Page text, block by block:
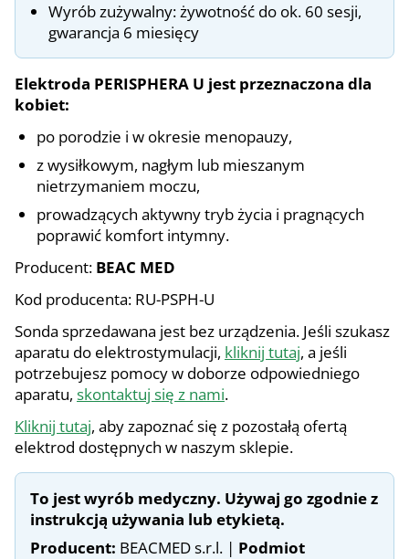
Wyrób zużywalny: żywotność do ok. 60 sesji,
gwarancja 6 miesięcy
Elektroda PERISPHERA U jest przeznaczona dla
kobiet:
po porodzie i w okresie menopauzy,
z wysiłkowym, nagłym lub mieszanym
nietrzymaniem moczu,
prowadzących aktywny tryb życia i pragnących
poprawić komfort intymny.
Producent: BEAC MED
Kod producenta: RU-PSPH-U
Sonda sprzedawana jest bez urządzenia. Jeśli szukasz
aparatu do elektrostymulacji, kliknij tutaj, a jeśli
potrzebujesz pomocy w doborze odpowiedniego
aparatu, skontaktuj się z nami.
Kliknij tutaj, aby zapoznać się z pozostałą ofertą
elektrod dostępnych w naszym sklepie.
To jest wyrób medyczny. Używaj go zgodnie z
instrukcją używania lub etykietą.
Producent: BEACMED s.r.l. | Podmiot